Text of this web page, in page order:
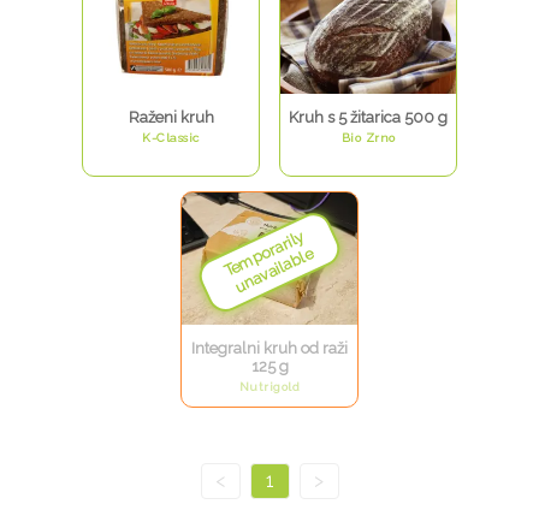
Raženi kruh
K-Classic
Kruh s 5 žitarica 500 g
Bio Zrno
Integralni kruh od raži
125 g
Nutrigold
< 1 >